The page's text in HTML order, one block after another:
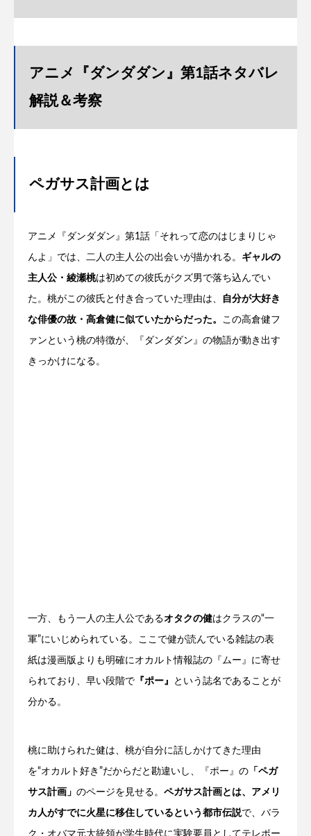
アニメ『ダンダダン』第1話ネタバレ
解説＆考察
ペガサス計画とは
アニメ『ダンダダン』第1話「それって恋のはじまりじゃ
んよ」では、二人の主人公の出会いが描かれる。 ギャルの
主人公・綾瀬桃は初めての彼氏がクズ男で落ち込んでい
た。桃がこの彼氏と付き合っていた理由は、 自分が大好き
な俳優の故・高倉健に似ていたからだった。 この高倉健フ
ァンという桃の特徴が、『ダンダダン』の物語が動き出す
きっかけになる。
一方、もう一人の主人公であるオタクの健はクラスの“一
軍”にいじめられている。ここで健が読んでいる雑誌の表
紙は漫画版よりも明確にオカルト情報誌の『ムー』に寄せ
られており、早い段階で 『ポー』 という誌名であることが
分かる。
桃に助けられた健は、桃が自分に話しかけてきた理由
を“オカルト好き”だからだと勘違いし、『ポー』の 「ペガ
サス計画」 のページを見せる。 ペガサス計画とは、アメリ
カ人がすでに火星に移住しているという都市伝説で、バラ
ク・オバマ元大統領が学生時代に実験要員としてテレポー